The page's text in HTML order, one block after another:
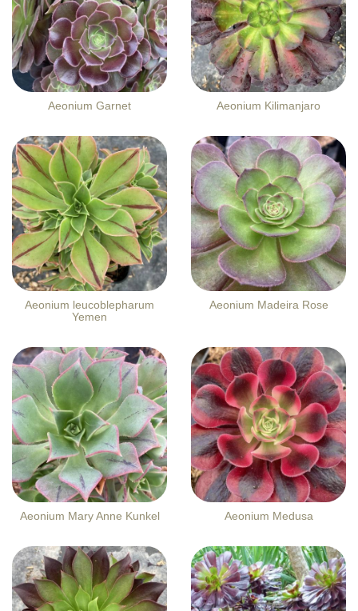
Aeonium Garnet Aeonium Kilimanjaro
Aeonium leucoblepharum
Yemen
Aeonium Madeira Rose
Aeonium Mary Anne Kunkel Aeonium Medusa